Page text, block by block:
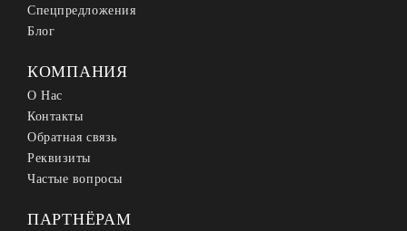
Спецпредложения
Блог
КОМПАНИЯ
О Нас
Контакты
Обратная связь
Реквизиты
Частые вопросы
ПАРТНЁРАМ